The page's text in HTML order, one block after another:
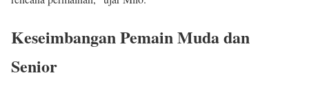
Keseimbangan Pemain Muda dan
Senior